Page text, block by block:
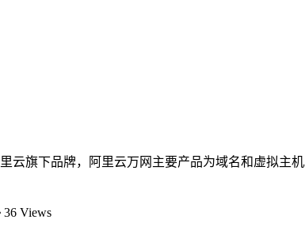
云旗下品牌，阿里云万网主要产品为域名和虚拟
36 Views